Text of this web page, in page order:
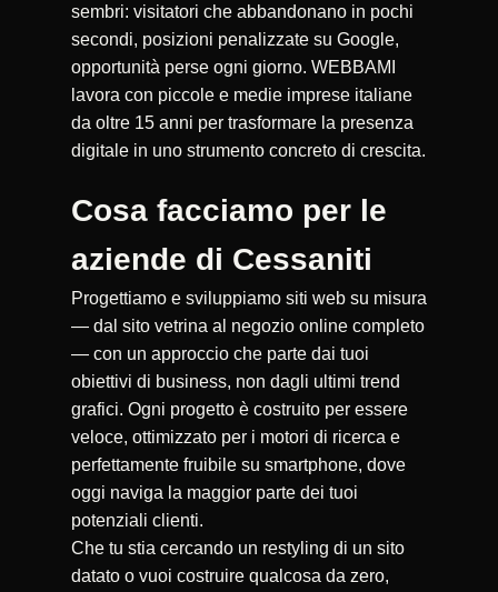
sembri: visitatori che abbandonano in pochi
secondi, posizioni penalizzate su Google,
opportunità perse ogni giorno. WEBBAMI
lavora con piccole e medie imprese italiane
da oltre 15 anni per trasformare la presenza
digitale in uno strumento concreto di crescita.
Cosa facciamo per le
aziende di Cessaniti
Progettiamo e sviluppiamo siti web su misura
— dal sito vetrina al negozio online completo
— con un approccio che parte dai tuoi
obiettivi di business, non dagli ultimi trend
grafici. Ogni progetto è costruito per essere
veloce, ottimizzato per i motori di ricerca e
perfettamente fruibile su smartphone, dove
oggi naviga la maggior parte dei tuoi
potenziali clienti.
Che tu stia cercando un restyling di un sito
datato o vuoi costruire qualcosa da zero,